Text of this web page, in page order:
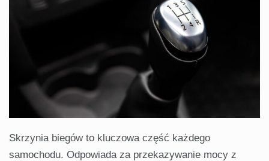
Skrzynia biegów to kluczowa część każdego
samochodu. Odpowiada za przekazywanie mocy z